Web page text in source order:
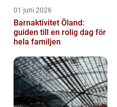
01 juni 2026
Barnaktivitet Öland:
guiden till en rolig dag för
hela familjen